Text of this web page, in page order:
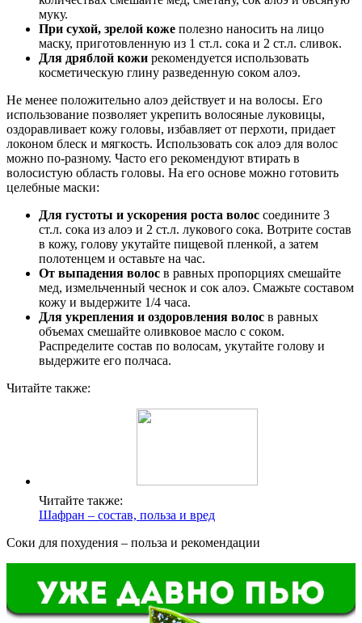
муку.
При сухой, зрелой коже полезно наносить на лицо
маску, приготовленную из 1 ст.л. сока и 2 ст.л. сливок.
Для дряблой кожи рекомендуется использовать
косметическую глину разведенную соком алоэ.
Не менее положительно алоэ действует и на волосы. Его
использование позволяет укрепить волосяные луковицы,
оздоравливает кожу головы, избавляет от перхоти, придает
локоном блеск и мягкость. Использовать сок алоэ для волос
можно по-разному. Часто его рекомендуют втирать в
волосистую область головы. На его основе можно готовить
целебные маски:
Для густоты и ускорения роста волос соедините 3
ст.л. сока из алоэ и 2 ст.л. лукового сока. Вотрите состав
в кожу, голову укутайте пищевой пленкой, а затем
полотенцем и оставьте на час.
От выпадения волос в равных пропорциях смешайте
мед, измельченный чеснок и сок алоэ. Смажьте составом
кожу и выдержите 1/4 часа.
Для укрепления и оздоровления волос в равных
объемах смешайте оливковое масло с соком.
Распределите состав по волосам, укутайте голову и
выдержите его полчаса.
Читайте также:
Читайте также:
Шафран – состав, польза и вред
Соки для похудения – польза и рекомендации